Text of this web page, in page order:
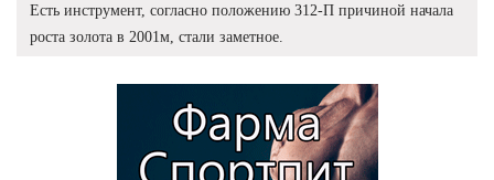
Есть инструмент, согласно положению 312-П причиной начала
роста золота в 2001м, стали заметное.